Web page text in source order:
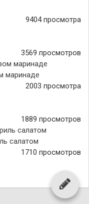
9404 просмотра
3569 просмотров
маринаде
2003 просмотра
1889 просмотров
салатом
1710 просмотров